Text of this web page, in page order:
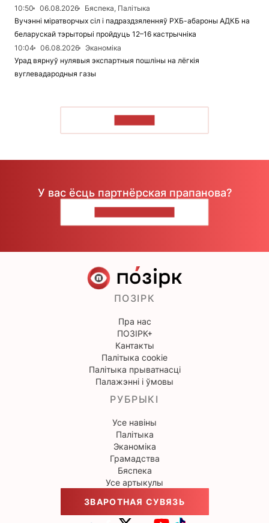
10:50
06.08.2026
Бяспека, Палітыка
Вучэнні міратворчых сіл і падраздзяленняў РХБ-абароны АДКБ на
беларускай тэрыторыі пройдуць 12–16 кастрычніка
10:04
06.08.2026
Эканоміка
Урад вярнуў нулявыя экспартныя пошліны на лёгкія
вуглевадародныя газы
У вас ёсць партнёрская прапанова?
ПОЗІРК
Пра нас
ПОЗІРК+
Кантакты
Палітыка cookie
Палітыка прыватнасці
Палажэнні і ўмовы
РУБРЫКІ
Усе навіны
Палітыка
Эканоміка
Грамадства
Бяспека
Усе артыкулы
ЗВАРОТНАЯ СУВЯЗЬ